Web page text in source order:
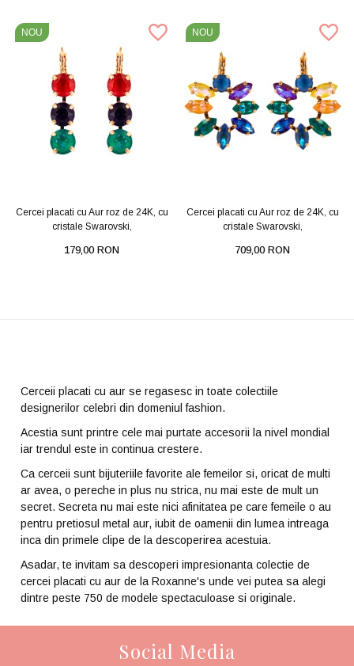
NOU
Cercei placati cu Aur roz de 24K, cu
cristale Swarovski,
179,00 RON
NOU
Cercei placati cu Aur roz de 24K, cu
cristale Swarovski,
709,00 RON
Cerceii placati cu aur se regasesc in toate colectiile
designerilor celebri din domeniul fashion.
Acestia sunt printre cele mai purtate accesorii la nivel mondial
iar trendul este in continua crestere.
Ca cerceii sunt bijuteriile favorite ale femeilor si, oricat de multi
ar avea, o pereche in plus nu strica, nu mai este de mult un
secret. Secreta nu mai este nici afinitatea pe care femeile o au
pentru pretiosul metal aur, iubit de oamenii din lumea intreaga
inca din primele clipe de la descoperirea acestuia.
Asadar, te invitam sa descoperi impresionanta colectie de
cercei placati cu aur de la Roxanne's unde vei putea sa alegi
dintre peste 750 de modele spectaculoase si originale.
Social Media